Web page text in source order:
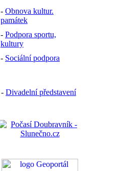
- Obnova kultur.
památek
- Podpora sportu,
kultury
- Sociální podpora
- Divadelní představení